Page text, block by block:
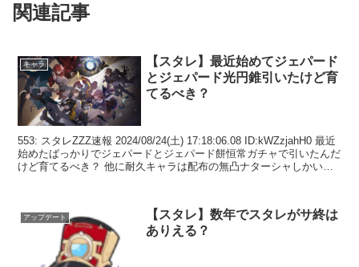
関連記事
キャラ
【スタレ】最近始めてジェパード
とジェパード光円錐引いたけど育
てるべき？
553: スタレZZZ速報 2024/08/24(土) 17:18:06.08 ID:kWZzjahH0 最近
始めたばっかりでジェパードとジェパード餅恒常ガチャで引いたんだ
けど育てるべき？ 他に耐久キャラは配布の無凸ナターシャしかいな
アップデート
【スタレ】数年でスタレがサ終は
ありえる？